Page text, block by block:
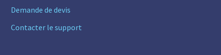
Demande de devis
Contacter le support